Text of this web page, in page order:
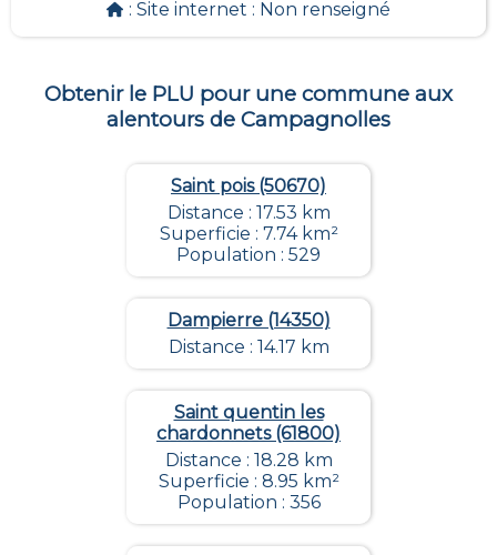
: Site internet : Non renseigné
Obtenir le PLU pour une commune aux
alentours de Campagnolles
Saint pois (50670)
Distance : 17.53 km
Superficie : 7.74 km²
Population : 529
Dampierre (14350)
Distance : 14.17 km
Saint quentin les
chardonnets (61800)
Distance : 18.28 km
Superficie : 8.95 km²
Population : 356